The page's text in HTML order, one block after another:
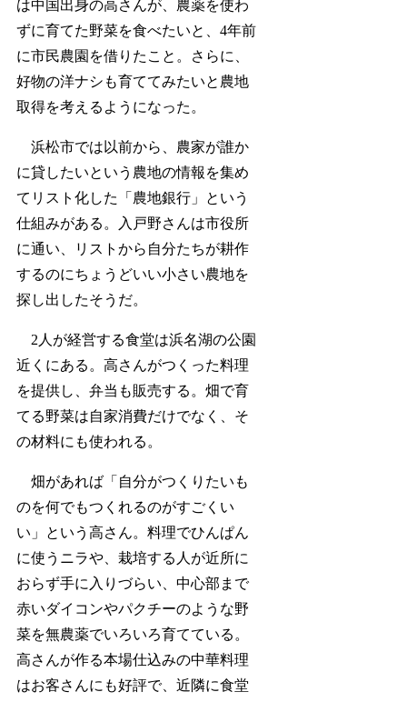
は中国出身の高さんが、農薬を使わ
ずに育てた野菜を食べたいと、4年前
に市民農園を借りたこと。さらに、
好物の洋ナシも育ててみたいと農地
取得を考えるようになった。
浜松市では以前から、農家が誰か
に貸したいという農地の情報を集め
てリスト化した「農地銀行」という
仕組みがある。入戸野さんは市役所
に通い、リストから自分たちが耕作
するのにちょうどいい小さい農地を
探し出したそうだ。
2人が経営する食堂は浜名湖の公園
近くにある。高さんがつくった料理
を提供し、弁当も販売する。畑で育
てる野菜は自家消費だけでなく、そ
の材料にも使われる。
畑があれば「自分がつくりたいも
のを何でもつくれるのがすごくい
い」という高さん。料理でひんぱん
に使うニラや、栽培する人が近所に
おらず手に入りづらい、中心部まで
赤いダイコンやパクチーのような野
菜を無農薬でいろいろ育てている。
高さんが作る本場仕込みの中華料理
はお客さんにも好評で、近隣に食堂